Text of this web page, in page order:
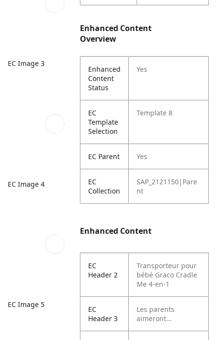
EC Image 3
EC Image 4
EC Image 5
Enhanced Content
Overview
Enhanced
Content
Status
Yes
EC
Template
Selection
Template 8
EC Parent Yes
EC
Collection
SAP_2121150|Pare
nt
Enhanced Content
EC
Header 2
Transporteur pour
bébé Graco Cradle
Me 4-en-1
EC
Header 3
Les parents
aimeront…